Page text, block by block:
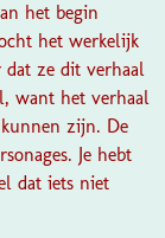
het begin
het werkelijk
ze dit verhaal
want het verhaal
zijn. De
Je hebt
dat iets niet